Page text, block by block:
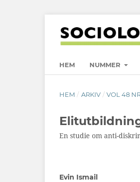
HEM NUMMER
HEM / ARKIV / VOL 48
En studie om anti-
Evin Ismail